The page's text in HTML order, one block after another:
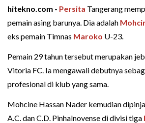
hitekno.com - Persita Tangerang
pemain asing barunya. Dia adalah
eks pemain Timnas Maroko U-23.
Pemain 29 tahun tersebut merupakan
Vitoria FC. Ia mengawali debutnya
profesional di klub yang sama.
Mohcine Hassan Nader kemudian
A.C. dan C.D. Pinhalnovense di divisi tiga